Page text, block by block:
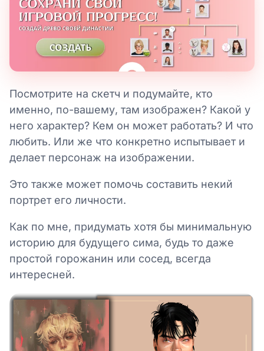
Посмотрите на скетч и подумайте, кто
именно, по-вашему, там изображен? Какой у
него характер? Кем он может работать? И что
любить. Или же что конкретно испытывает и
делает персонаж на изображении.
Это также может помочь составить некий
портрет его личности.
Как по мне, придумать хотя бы минимальную
историю для будущего сима, будь то даже
простой горожанин или сосед, всегда
интересней.